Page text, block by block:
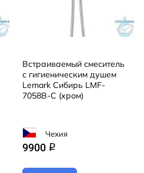
Встраиваемый смеситель
с гигиеническим душем
Lemark Сибирь LMF-
7058B-C (хром)
Чехия
9900 q